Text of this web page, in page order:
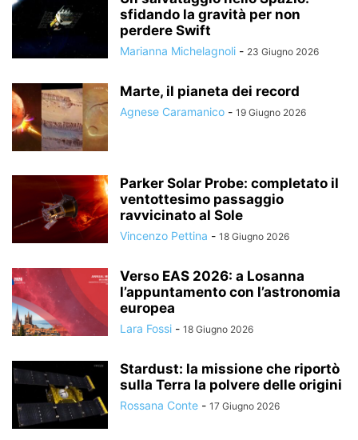
sfidando la gravità per non
perdere Swift
Marianna Michelagnoli - 23 Giugno 2026
Marte, il pianeta dei record
Agnese Caramanico - 19 Giugno 2026
Parker Solar Probe: completato il
ventottesimo passaggio
ravvicinato al Sole
Vincenzo Pettina - 18 Giugno 2026
Verso EAS 2026: a Losanna
l’appuntamento con l’astronomia
europea
Lara Fossi - 18 Giugno 2026
Stardust: la missione che riportò
sulla Terra la polvere delle origini
Rossana Conte - 17 Giugno 2026